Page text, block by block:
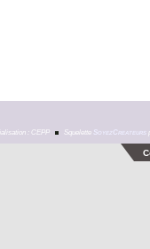
: CEPP Squelette SoyezCreateurs